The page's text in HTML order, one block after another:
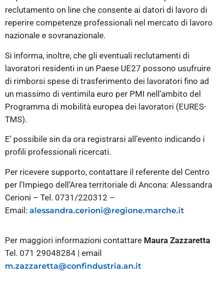
reclutamento on line che consente ai datori di lavoro di
reperire competenze professionali nel mercato di lavoro
nazionale e sovranazionale.
Si informa, inoltre, che gli eventuali reclutamenti di
lavoratori residenti in un Paese UE27 possono usufruire
di rimborsi spese di trasferimento dei lavoratori fino ad
un massimo di ventimila euro per PMI nell’ambito del
Programma di mobilità europea dei lavoratori (EURES-
TMS).
E’ possibile sin da ora registrarsi all’evento indicando i
profili professionali ricercati.
Per ricevere supporto, contattare il referente del Centro
per l’Impiego dell’Area territoriale di Ancona: Alessandra
Cerioni – Tel. 0731/220312 –
Email: alessandra.cerioni@regione.marche.it
Per maggiori informazioni contattare Maura Zazzaretta
Tel. 071 29048284 | email
m.zazzaretta@confindustria.an.it